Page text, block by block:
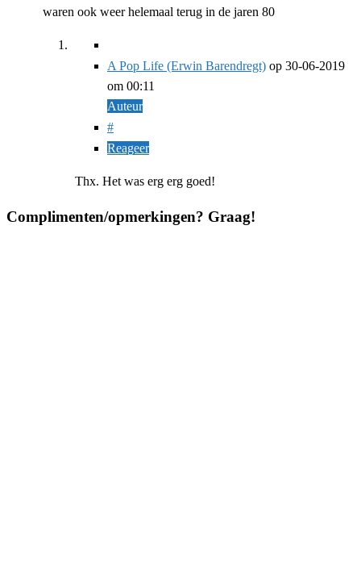
waren ook weer helemaal terug in de jaren 80
A Pop Life (Erwin Barendregt) op 30-06-2019
om 00:11
Auteur
#
Reageer
Thx. Het was erg erg goed!
Complimenten/opmerkingen? Graag!